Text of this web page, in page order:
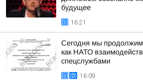
будущее
16:21
Сегодня мы продолжим
как НАТО
спецслужбами
16:09